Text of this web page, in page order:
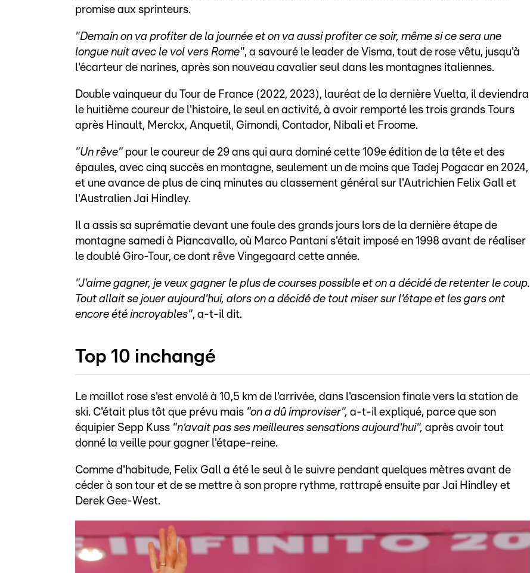
promise aux sprinteurs.
"Demain on va profiter de la journée et on va aussi profiter ce soir, même si ce sera une
longue nuit avec le vol vers Rome", a savouré le leader de Visma, tout de rose vêtu, jusqu'à
l'écarteur de narines, après son nouveau cavalier seul dans les montagnes italiennes.
Double vainqueur du Tour de France (2022, 2023), lauréat de la dernière Vuelta, il deviendra
le huitième coureur de l'histoire, le seul en activité, à avoir remporté les trois grands Tours
après Hinault, Merckx, Anquetil, Gimondi, Contador, Nibali et Froome.
"Un rêve" pour le coureur de 29 ans qui aura dominé cette 109e édition de la tête et des
épaules, avec cinq succès en montagne, seulement un de moins que Tadej Pogacar en 2024,
et une avance de plus de cinq minutes au classement général sur l'Autrichien Felix Gall et
l'Australien Jai Hindley.
Il a assis sa suprématie devant une foule des grands jours lors de la dernière étape de
montagne samedi à Piancavallo, où Marco Pantani s'était imposé en 1998 avant de réaliser
le doublé Giro-Tour, ce dont rêve Vingegaard cette année.
"J'aime gagner, je veux gagner le plus de courses possible et on a décidé de retenter le coup.
Tout allait se jouer aujourd'hui, alors on a décidé de tout miser sur l'étape et les gars ont
encore été incroyables", a-t-il dit.
Top 10 inchangé
Le maillot rose s'est envolé à 10,5 km de l'arrivée, dans l'ascension finale vers la station de
ski. C'était plus tôt que prévu mais "on a dû improviser", a-t-il expliqué, parce que son
équipier Sepp Kuss "n'avait pas ses meilleures sensations aujourd'hui", après avoir tout
donné la veille pour gagner l'étape-reine.
Comme d'habitude, Felix Gall a été le seul à le suivre pendant quelques mètres avant de
céder à son tour et de se mettre à son propre rythme, rattrapé ensuite par Jai Hindley et
Derek Gee-West.